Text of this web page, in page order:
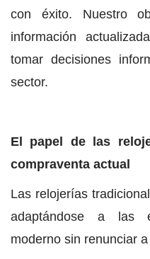
con éxito. Nuestro
información
tomar decisiones
sector.
El papel de las
compraventa actual
Las relojerías
adaptándose a las
moderno sin renunciar